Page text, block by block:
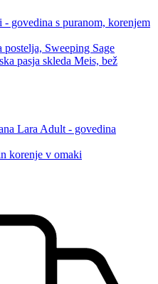
govedina s puranom, korenjem
Sweeping Sage
pasja skleda Meis, bež
Lara Adult - govedina
korenje v omaki